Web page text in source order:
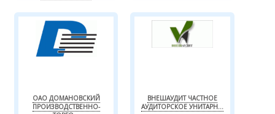
ОАО ДОМАНОВСКИЙ
ПРОИЗВОДСТВЕННО-
ВНЕШАУДИТ ЧАСТНОЕ
АУДИТОРСКОЕ УНИТАРН...